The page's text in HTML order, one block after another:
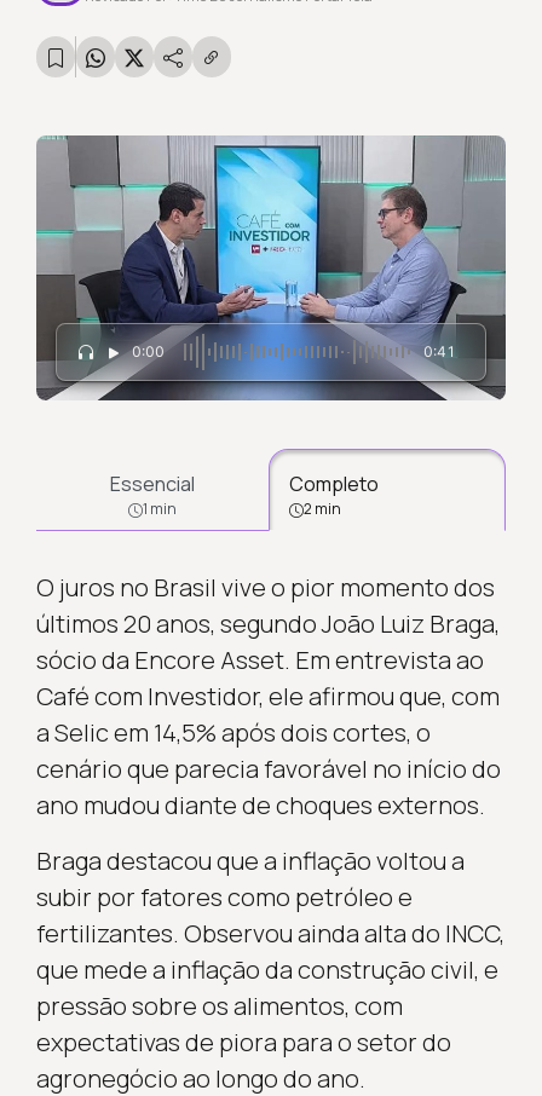
0:00 0:41
Essencial
1 min
Completo
2 min
O juros no Brasil vive o pior momento dos
últimos 20 anos, segundo João Luiz Braga,
sócio da Encore Asset. Em entrevista ao
Café com Investidor, ele afirmou que, com
a Selic em 14,5% após dois cortes, o
cenário que parecia favorável no início do
ano mudou diante de choques externos.
Braga destacou que a inflação voltou a
subir por fatores como petróleo e
fertilizantes. Observou ainda alta do INCC,
que mede a inflação da construção civil, e
pressão sobre os alimentos, com
expectativas de piora para o setor do
agronegócio ao longo do ano.